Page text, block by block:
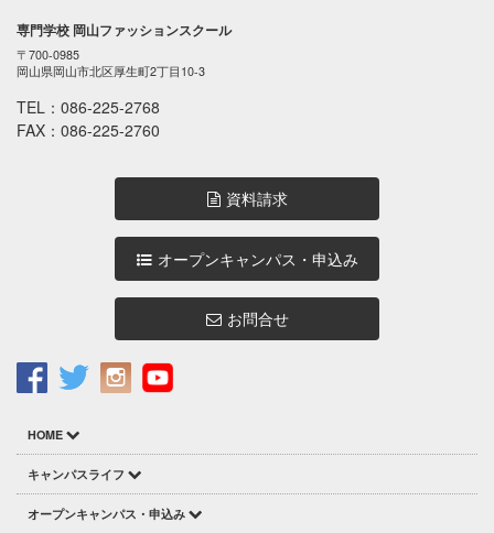
専門学校 岡山ファッションスクール
〒700-0985
岡山県岡山市北区厚生町2丁目10-3
TEL： 086-225-2768
FAX：086-225-2760
資料請求
オープンキャンパス・申込み
お問合せ
HOME
キャンパスライフ
オープンキャンパス・申込み